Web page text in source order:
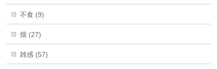
不食 (9)
畑 (27)
雑感 (57)